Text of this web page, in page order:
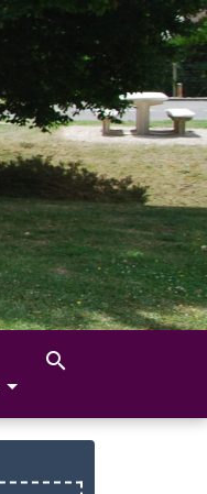
search